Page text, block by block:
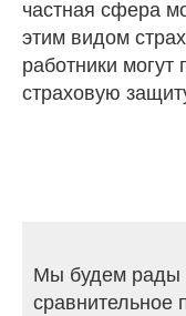
частная сфера
этим видом
работники могут
страховую
Мы будем рады
сравнительное